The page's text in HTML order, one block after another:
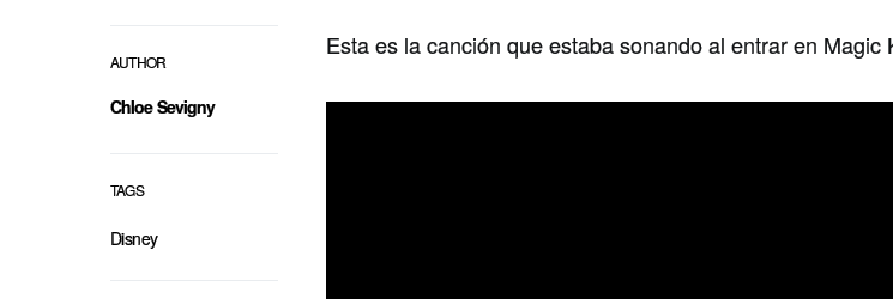
AUTHOR
Chloe Sevigny
TAGS
Disney
Esta es la canción que estaba sonando al entrar en Magic